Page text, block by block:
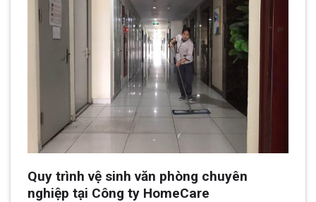
Quy trình vệ sinh văn phòng chuyên
nghiệp tại Công ty HomeCare